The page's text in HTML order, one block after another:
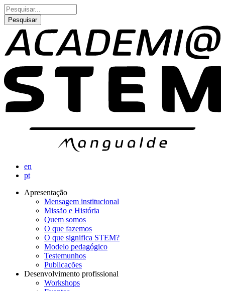
Passar
para
o
conteúdo
principal
Pesquisar
en
pt
Navegação
principal
Apresentação
Mensagem institucional
Missão e História
Quem somos
O que fazemos
O que significa STEM?
Modelo pedagógico
Testemunhos
Publicações
Desenvolvimento profissional
Workshops